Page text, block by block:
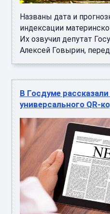
Названы дата и
индексации
Их озвучил депутат
Алексей Говырин,
В Госдуме
универсального QR-